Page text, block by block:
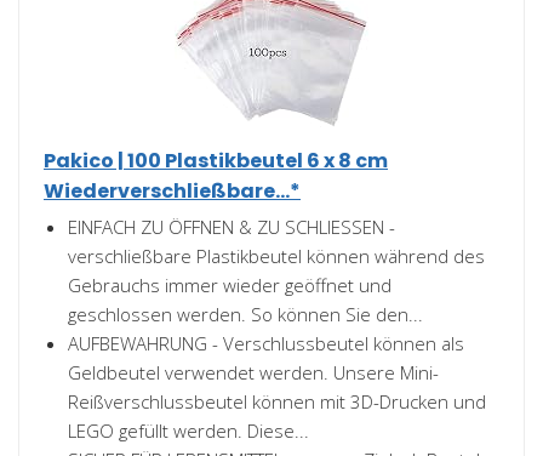
Pakico | 100 Plastikbeutel 6 x 8 cm
Wiederverschließbare...*
EINFACH ZU ÖFFNEN & ZU SCHLIESSEN -
verschließbare Plastikbeutel können während des
Gebrauchs immer wieder geöffnet und
geschlossen werden. So können Sie den...
AUFBEWAHRUNG - Verschlussbeutel können als
Geldbeutel verwendet werden. Unsere Mini-
Reißverschlussbeutel können mit 3D-Drucken und
LEGO gefüllt werden. Diese...